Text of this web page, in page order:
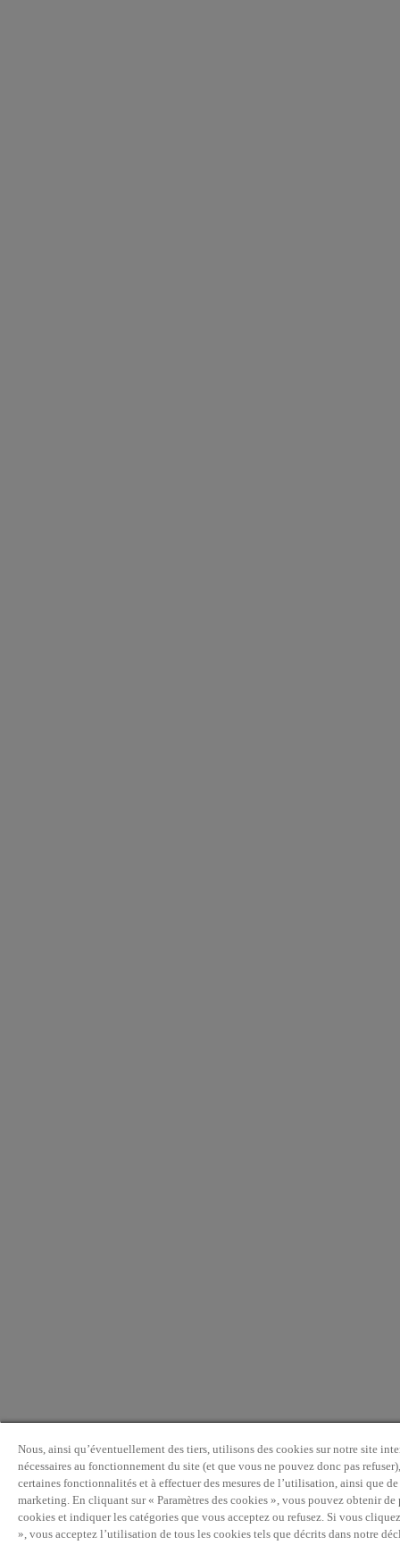
Nous, ainsi qu’éventuellement des tiers, utilisons des cookies sur notre site
nécessaires au fonctionnement du site (et que vous ne pouvez donc pas
certaines fonctionnalités et à effectuer des mesures de l’utilisation, ainsi que
marketing. En cliquant sur « Paramètres des cookies », vous pouvez obtenir
cookies et indiquer les catégories que vous acceptez ou refusez. Si vous
», vous acceptez l’utilisation de tous les cookies tels que décrits dans notre